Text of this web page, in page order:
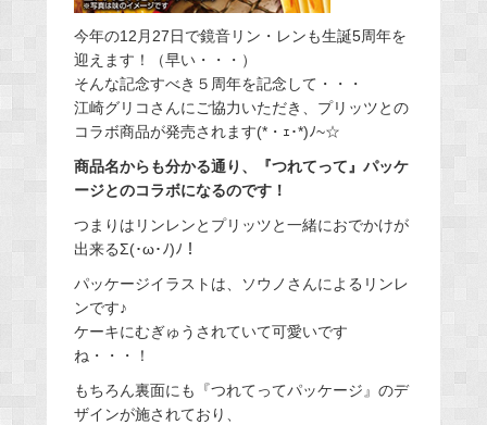
今年の12月27日で鏡音リン・レンも生誕5周年を
迎えます！（早い・・・）
そんな記念すべき５周年を記念して・・・
江崎グリコさんにご協力いただき、プリッツとの
コラボ商品が発売されます(*・ｪ･*)ﾉ~☆
商品名からも分かる通り、『つれてって』パッケ
ージとのコラボになるのです！
つまりはリンレンとプリッツと一緒におでかけが
出来るΣ(･ω･ﾉ)ﾉ！
パッケージイラストは、ソウノさんによるリンレ
ンです♪
ケーキにむぎゅうされていて可愛いです
ね・・・！
もちろん裏面にも『つれてってパッケージ』のデ
ザインが施されており、